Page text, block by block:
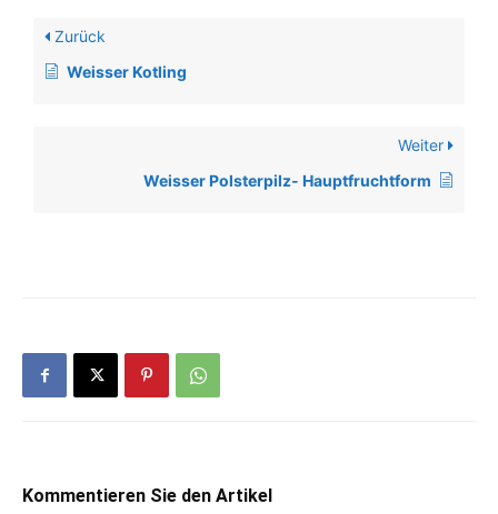
Zurück
Weisser Kotling
Weiter
Weisser Polsterpilz- Hauptfruchtform
Kommentieren Sie den Artikel